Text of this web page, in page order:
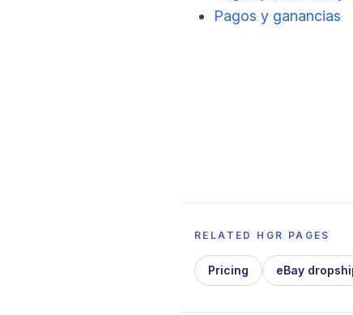
Pagos y ganancias
RELATED HGR PAGES
Pricing eBay